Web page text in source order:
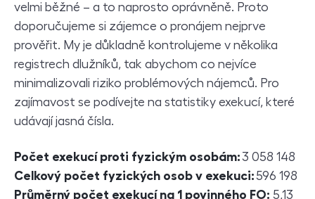
velmi běžné – a to naprosto oprávněně. Proto
doporučujeme si zájemce o pronájem nejprve
prověřit. My je důkladně kontrolujeme v několika
registrech dlužníků, tak abychom co nejvíce
minimalizovali riziko problémových nájemců. Pro
zajímavost se podívejte na statistiky exekucí, které
udávají jasná čísla.
Počet exekucí proti fyzickým osobám:3 058 148
Celkový počet fyzických osob v exekuci:596 198
Průměrný počet exekucí na 1 povinného FO: 5,13